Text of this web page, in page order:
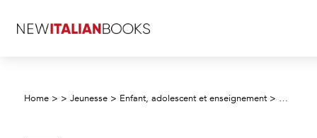
Home > >Jeunesse > Enfant, adolescent et enseignement > Fiction